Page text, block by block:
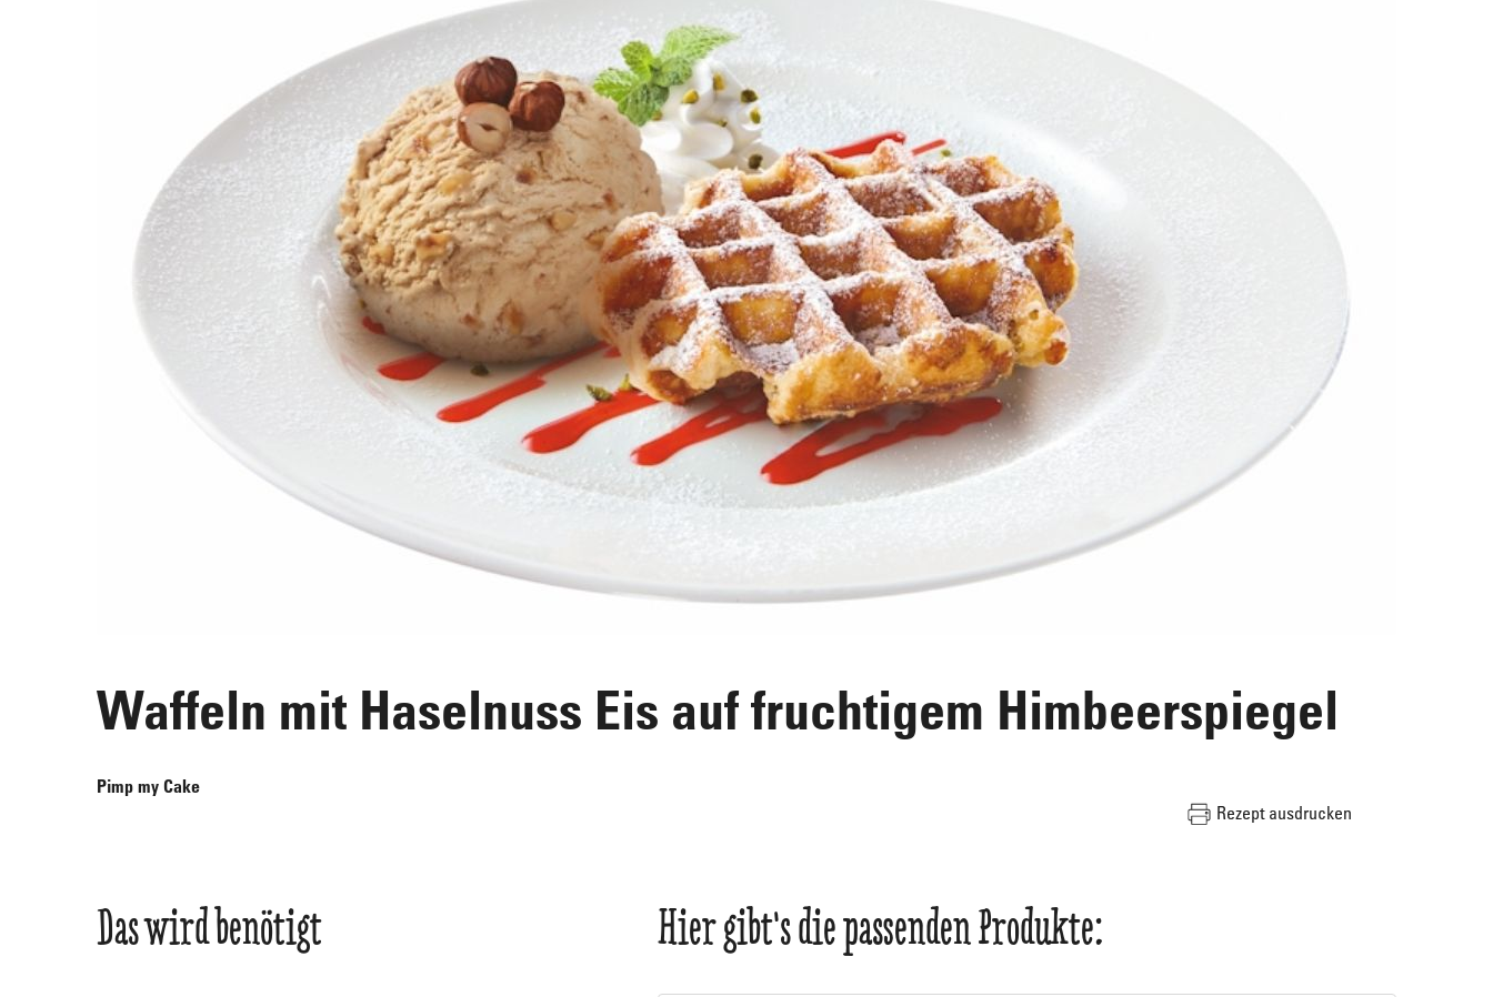
Waffeln mit Haselnuss Eis auf fruchtigem Himbeerspiegel
Pimp my Cake
Rezept ausdrucken
Das wird benötigt Hier gibt's die passenden Produkte: